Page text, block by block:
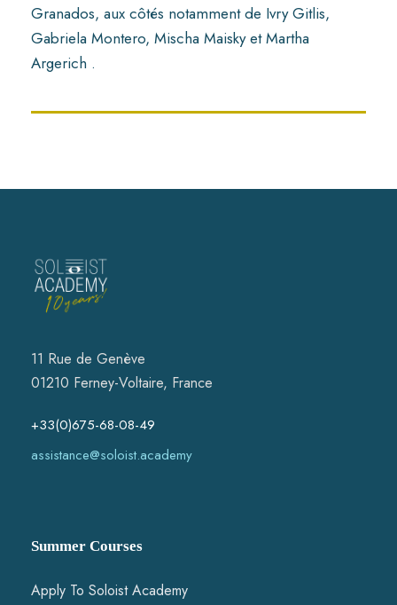
Granados, aux côtés notamment de Ivry Gitlis,
Gabriela Montero, Mischa Maisky et Martha
Argerich .
11 Rue de Genève
01210 Ferney-Voltaire, France
+33(0)675-68-08-49
assistance@soloist.academy
Summer Courses
Apply To Soloist Academy